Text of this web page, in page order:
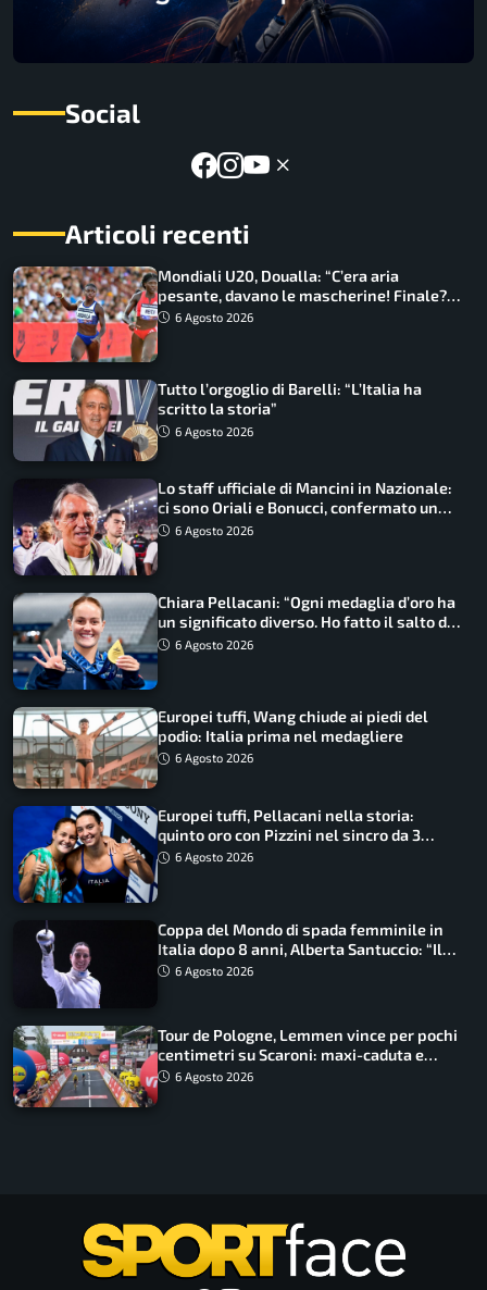
Social
Articoli recenti
Mondiali U20, Doualla: “C’era aria
pesante, davano le mascherine! Finale?
Non ho nulla da perdere”
6 Agosto 2026
Tutto l’orgoglio di Barelli: “L’Italia ha
scritto la storia”
6 Agosto 2026
Lo staff ufficiale di Mancini in Nazionale:
ci sono Oriali e Bonucci, confermato un
ritorno
6 Agosto 2026
Chiara Pellacani: “Ogni medaglia d’oro ha
un significato diverso. Ho fatto il salto di
qualità”
6 Agosto 2026
Europei tuffi, Wang chiude ai piedi del
podio: Italia prima nel medagliere
6 Agosto 2026
Europei tuffi, Pellacani nella storia:
quinto oro con Pizzini nel sincro da 3
metri
6 Agosto 2026
Coppa del Mondo di spada femminile in
Italia dopo 8 anni, Alberta Santuccio: “Il
lavoro dà sempre i suoi frutti”
6 Agosto 2026
Tour de Pologne, Lemmen vince per pochi
centimetri su Scaroni: maxi-caduta e
tappa accorciata
6 Agosto 2026